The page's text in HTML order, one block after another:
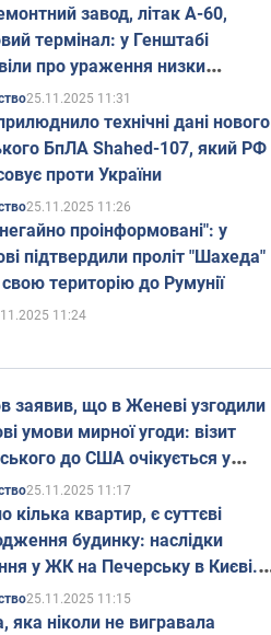
завод, літак А-60,
термінал: у Генштабі
про ураження низки
об'єктів Росії
25.11.2025 11:31
технічні дані нового
БпЛА Shahed-107, який РФ
проти України
25.11.2025 11:26
проінформовані": у
підтвердили проліт "Шахеда"
територію до Румунії
11:24
заявив, що в Женеві узгодили
умови мирної угоди: візит
до США очікується у
25.11.2025 11:17
кілька квартир, є суттєві
будинку: наслідки
у ЖК на Печерську в Києві.
25.11.2025 11:15
яка ніколи не вигравала